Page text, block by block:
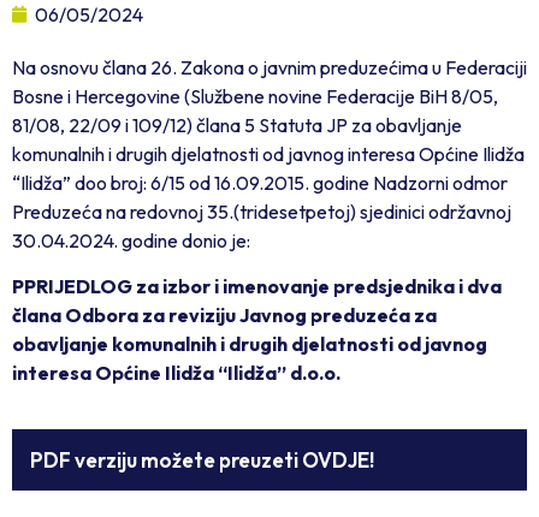
06/05/2024
Na osnovu člana 26. Zakona o javnim preduzećima u Federaciji
Bosne i Hercegovine (Službene novine Federacije BiH 8/05,
81/08, 22/09 i 109/12) člana 5 Statuta JP za obavljanje
komunalnih i drugih djelatnosti od javnog interesa Općine Ilidža
“Ilidža” doo broj: 6/15 od 16.09.2015. godine Nadzorni odmor
Preduzeća na redovnoj 35.(tridesetpetoj) sjedinici održavnoj
30.04.2024. godine donio je:
PPRIJEDLOG za izbor i imenovanje predsjednika i dva
člana Odbora za reviziju Javnog preduzeća za
obavljanje komunalnih i drugih djelatnosti od javnog
interesa Općine Ilidža “Ilidža” d.o.o.
PDF verziju možete preuzeti OVDJE!